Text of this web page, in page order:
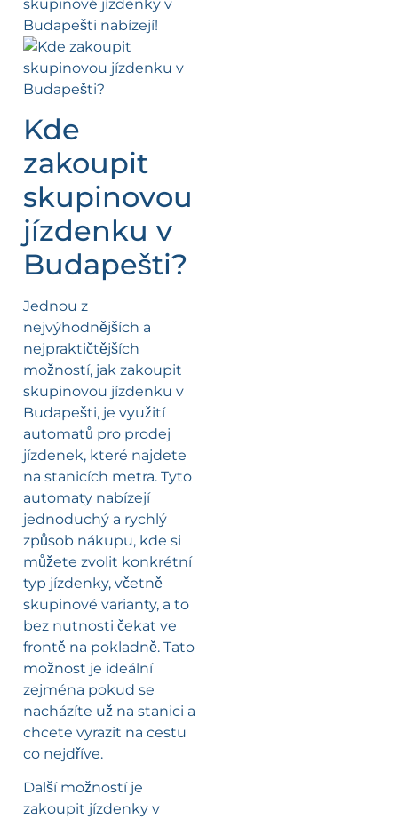
skupinové jízdenky v
Budapešti nabízejí!
Kde
zakoupit
skupinovou
jízdenku v
Budapešti?
Jednou z
nejvýhodnějších a
nejpraktičtějších
možností, jak zakoupit
skupinovou jízdenku v
Budapešti, je využití
automatů pro prodej
jízdenek, které najdete
na stanicích metra. Tyto
automaty nabízejí
jednoduchý a rychlý
způsob nákupu, kde si
můžete zvolit konkrétní
typ jízdenky, včetně
skupinové varianty, a to
bez nutnosti čekat ve
frontě na pokladně. Tato
možnost je ideální
zejména pokud se
nacházíte už na stanici a
chcete vyrazit na cestu
co nejdříve.
Další možností je
zakoupit jízdenky v